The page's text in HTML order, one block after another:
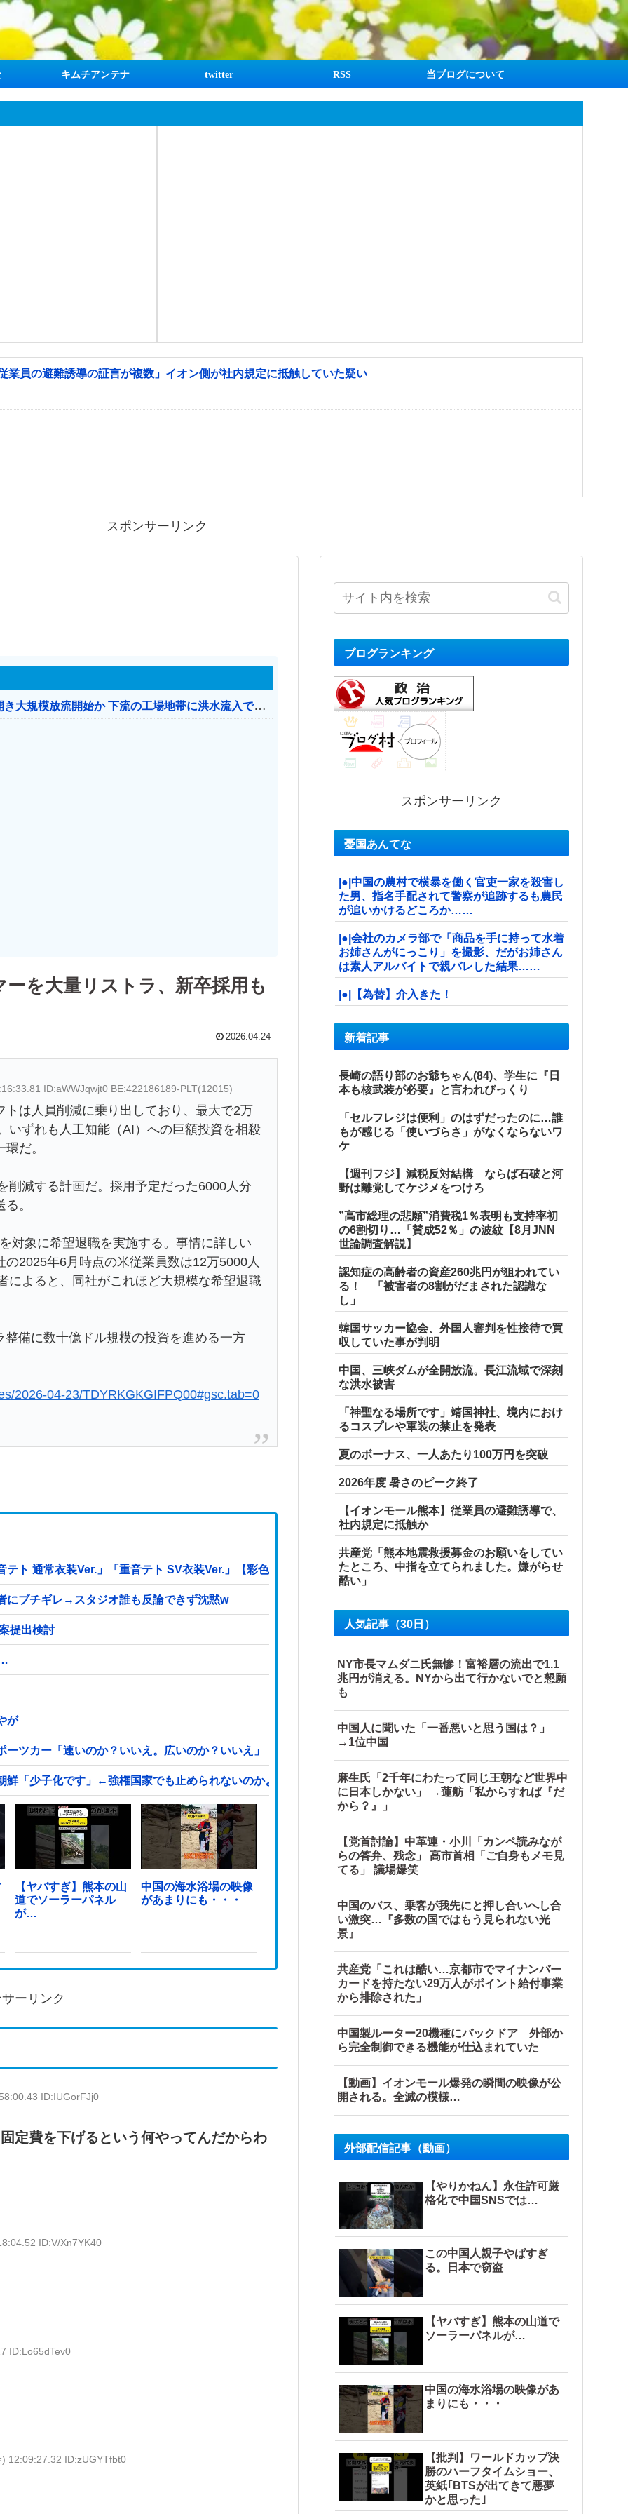
キムチアンテナ twitter RSS 当ブログについて
業員の避難誘導の証言が複数」イオン側が社内規定に抵触していた疑い
スポンサーリンク
【おわった】 三峡ダム、豪雨で13基の水門を開き大規模放流開始か 下流の工場地帯に洪水流入で崩壊はじまる
を大量リストラ、新卒採用も
2026.04.24
ID:aWWJqwjt0 BE:422186189-PLT(12015)
は人員削減に乗り出しており、最大で2万
いずれも人工知能（AI）への巨額投資を相殺
だ。
削減する計画だ。採用予定だった6000人分
。
対象に希望退職を実施する。事情に詳しい
2025年6月時点の米従業員数は12万5000人
によると、同社がこれほど大規模な希望退職
備に数十億ドル規模の投資を進める一方
2026-04-23/TDYRKGKGIFPQ00#gsc.tab=0
ト 通常衣装Ver.」「重音テト SV衣装Ver.」【彩色原型公開】
にブチギレ→スタジオ誰も反論できず沈黙w
提出検討
が
ツカー「速いのか？いいえ。広いのか？いいえ」【海外の反応】
「少子化です」←強権国家でも止められないのかよ他
【ヤバすぎ】熊本の山
道でソーラーパネル
が…
中国の海水浴場の映像
があまりにも・・・
ーリンク
ID:IUGorFJj0
定費を下げるという何やってんだからわ
ID:V/Xn7YK40
ID:Lo65dTev0
12:09:27.32 ID:zUGYTfbt0
ブログランキング
スポンサーリンク
憂国あんてな
|●|中国の農村で横暴を働く官吏一家を殺害し
た男、指名手配されて警察が追跡するも農民
が追いかけるどころか……
|●|会社のカメラ部で「商品を手に持って水着
お姉さんがにっこり」を撮影、だがお姉さん
は素人アルバイトで親バレした結果……
|●|【為替】介入きた！
新着記事
長崎の語り部のお爺ちゃん(84)、学生に『日
本も核武装が必要』と言われびっくり
「セルフレジは便利」のはずだったのに…誰
もが感じる「使いづらさ」がなくならないワ
ケ
【週刊フジ】減税反対結構 ならば石破と河
野は離党してケジメをつけろ
”高市総理の悲願”消費税1％表明も支持率初
の6割切り…「賛成52％」の波紋【8月JNN
世論調査解説】
認知症の高齢者の資産260兆円が狙われてい
る！ 「被害者の8割がだまされた認識な
し」
韓国サッカー協会、外国人審判を性接待で買
収していた事が判明
中国、三峡ダムが全開放流。長江流域で深刻
な洪水被害
「神聖なる場所です」靖国神社、境内におけ
るコスプレや軍装の禁止を発表
夏のボーナス、一人あたり100万円を突破
2026年度 暑さのピーク終了
【イオンモール熊本】従業員の避難誘導で、
社内規定に抵触か
共産党「熊本地震救援募金のお願いをしてい
たところ、中指を立てられました。嫌がらせ
酷い」
人気記事（30日）
NY市長マムダニ氏無惨！富裕層の流出で1.1
兆円が消える。NYから出て行かないでと懇願
も
中国人に聞いた「一番悪いと思う国は？」
→1位中国
麻生氏「2千年にわたって同じ王朝など世界中
に日本しかない」 →蓮舫「私からすれば『だ
から？』」
【党首討論】中革連・小川「カンペ読みなが
らの答弁、残念」 高市首相「ご自身もメモ見
てる」 議場爆笑
中国のバス、乗客が我先にと押し合いへし合
い激突…『多数の国ではもう見られない光
景』
共産党「これは酷い…京都市でマイナンバー
カードを持たない29万人がポイント給付事業
から排除された」
中国製ルーター20機種にバックドア 外部か
ら完全制御できる機能が仕込まれていた
【動画】イオンモール爆発の瞬間の映像が公
開される。全滅の模様…
外部配信記事（動画）
【やりかねん】永住許可厳
格化で中国SNSでは…
この中国人親子やばすぎ
る。日本で窃盗
【ヤバすぎ】熊本の山道で
ソーラーパネルが…
中国の海水浴場の映像があ
まりにも・・・
【批判】ワールドカップ決
勝のハーフタイムショー、
英紙｢BTSが出てきて悪夢
かと思った｣